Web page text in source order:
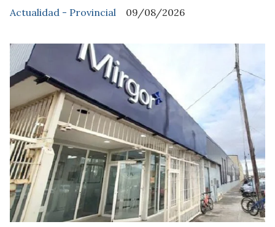
Actualidad - Provincial 09/08/2026